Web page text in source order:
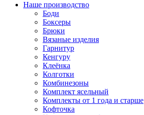
Наше производство
Боди
Боксеры
Брюки
Вязаные изделия
Гарнитур
Кенгуру
Клеёнка
Колготки
Комбинезоны
Комплект ясельный
Комплекты от 1 года и старше
Кофточка